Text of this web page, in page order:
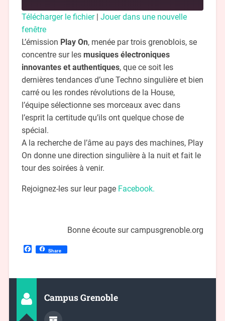
Télécharger le fichier| Jouer dans une nouvelle
fenêtre
L’émission Play On, menée par trois grenoblois, se
concentre sur lesmusiques électroniques
innovantes et authentiques, que ce soit les
dernières tendances d’une Techno singulière et bien
carré ou les rondes révolutions de la House,
l’équipe sélectionne ses morceaux avec dans
l’esprit la certitude qu’ils ont quelque chose de
spécial.
A la recherche de l’âme au pays des machines, Play
On donne une direction singulière à la nuit et fait le
tour des soirées à venir.
Rejoignez-les sur leur page Facebook.
Bonne écoute sur campusgrenoble.org
Facebook
Share
Campus Grenoble